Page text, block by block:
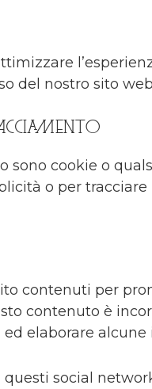
del nostro sito
sono cookie o
o per
contenuti per
contenuto è
elaborare
social